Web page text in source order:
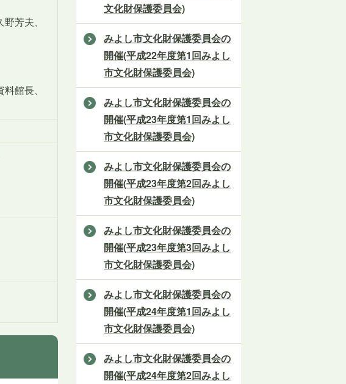
芳夫、
館長、
文化財保護委員会)
みよし市文化財保護委員会の
開催(平成22年度第1回みよし
市文化財保護委員会)
みよし市文化財保護委員会の
開催(平成23年度第1回みよし
市文化財保護委員会)
みよし市文化財保護委員会の
開催(平成23年度第2回みよし
市文化財保護委員会)
みよし市文化財保護委員会の
開催(平成23年度第3回みよし
市文化財保護委員会)
みよし市文化財保護委員会の
開催(平成24年度第1回みよし
市文化財保護委員会)
みよし市文化財保護委員会の
開催(平成24年度第2回みよし